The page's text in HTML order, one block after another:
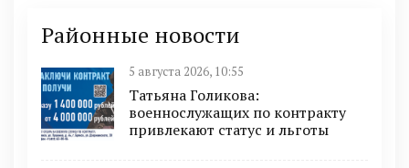
Районные новости
5 августа 2026, 10:55
Татьяна Голикова:
военнослужащих по контракту
привлекают статус и льготы